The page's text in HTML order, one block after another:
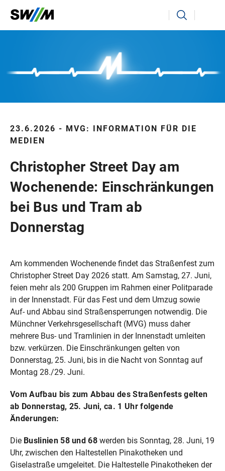
Ihr Suchbegriff Suchen
23.6.2026 - MVG: INFORMATION FÜR DIE
MEDIEN
Christopher Street Day am
Wochenende: Einschränkungen
bei Bus und Tram ab
Donnerstag
Am kommenden Wochenende findet das Straßenfest zum
Christopher Street Day 2026 statt. Am Samstag, 27. Juni,
feien mehr als 200 Gruppen im Rahmen einer Politparade
in der Innenstadt. Für das Fest und dem Umzug sowie
Auf- und Abbau sind Straßensperrungen notwendig. Die
Münchner Verkehrsgesellschaft (MVG) muss daher
mehrere Bus- und Tramlinien in der Innenstadt umleiten
bzw. verkürzen. Die Einschränkungen gelten von
Donnerstag, 25. Juni, bis in die Nacht von Sonntag auf
Montag 28./29. Juni.
Vom Aufbau bis zum Abbau des Straßenfests gelten
ab Donnerstag, 25. Juni, ca. 1 Uhr folgende
Änderungen:
Die Buslinien 58 und 68 werden bis Sonntag, 28. Juni, 19
Uhr, zwischen den Haltestellen Pinakotheken und
Giselastraße umgeleitet. Die Haltestelle Pinakotheken der